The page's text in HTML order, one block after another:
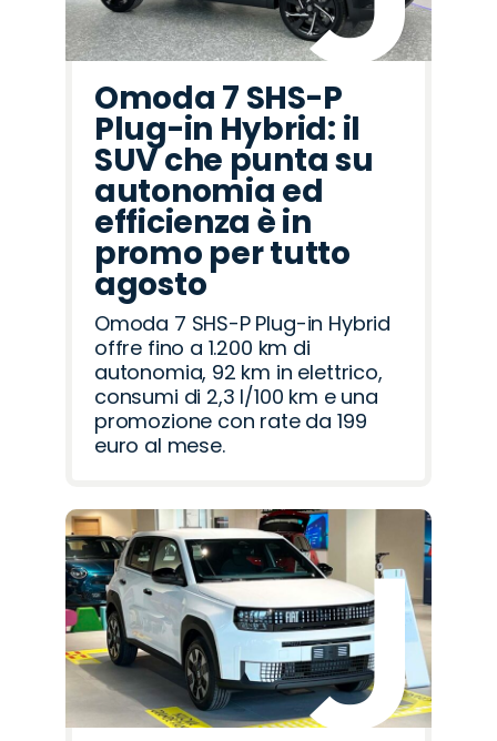
Omoda 7 SHS-P
Plug-in Hybrid: il
SUV che punta su
autonomia ed
efficienza è in
promo per tutto
agosto
Omoda 7 SHS-P Plug-in Hybrid
offre fino a 1.200 km di
autonomia, 92 km in elettrico,
consumi di 2,3 l/100 km e una
promozione con rate da 199
euro al mese.